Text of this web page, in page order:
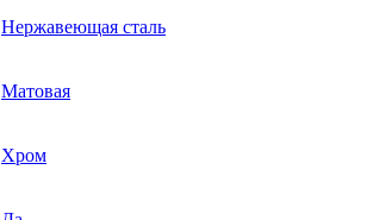
Нержавеющая сталь
Матовая
Хром